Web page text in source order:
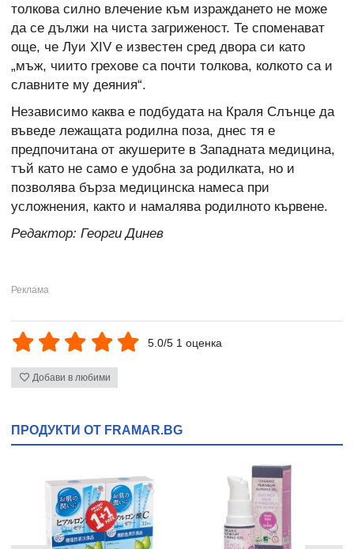
толкова силно влечение към израждането не може
да се дължи на чиста загриженост. Те споменават
още, че Луи XIV е известен сред двора си като
„мъж, чиито грехове са почти толкова, колкото са и
славните му деяния“.
Независимо каква е подбудата на Краля Слънце да
въведе лежащата родилна поза, днес тя е
предпочитана от акушерите в Западната медицина,
тъй като не само е удобна за родилката, но и
позволява бърза медицинска намеса при
усложнения, както и намалява родилното кървене.
Редактор: Георги Динев
5.0/5 1 оценка
Добави в любими
ПРОДУКТИ ОТ FRAMAR.BG